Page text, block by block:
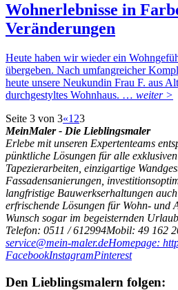
Wohnerlebnisse in
Veränderungen
Heute haben wir wieder ein
übergeben. Nach umfangreicher
heute unsere Neukundin Frau F. aus
durchgestyltes Wohnhaus. … weiter >
Seite 3 von 3«1 23
MeinMaler - Die Lieblingsmaler
Erlebe mit unseren Expertenteams
pünktliche Lösungen für alle
Tapezierarbeiten, einzigartige
Fassadensanierungen,
langfristige Bauwerkserhaltungen
erfrischende Lösungen für Wohn- und
Wunsch sogar im begeisternden
Telefon: 0511 / 612994Mobil: 49 162
service@mein-maler.deHomepage:
FacebookInstagramPinterest
Den Lieblingsmalern folgen: